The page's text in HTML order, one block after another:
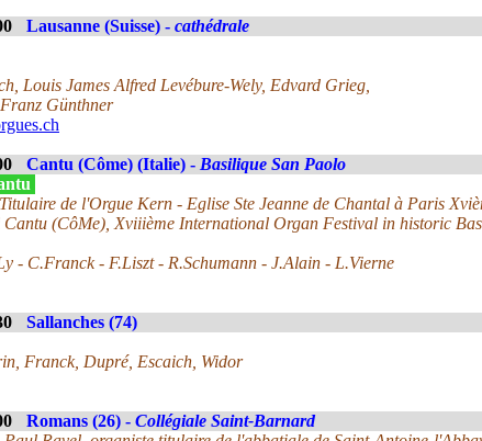
Lausanne (Suisse) - cathédrale
Louis James Alfred Levébure-Wely, Edvard Grieg,
Günthner
Cantu (Côme) (Italie) - Basilique San Paolo
de l'Orgue Kern - Eglise Ste Jeanne de Chantal à Paris
(CôMe), Xviiième International Organ Festival in historic
- C.Franck - F.Liszt - R.Schumann - J.Alain - L.Vierne
Sallanches (74)
Franck, Dupré, Escaich, Widor
Romans (26) - Collégiale Saint-Barnard